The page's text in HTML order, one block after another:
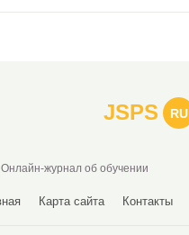
JSPS RU
Онлайн-журнал об обучении
Карта сайта Контакты